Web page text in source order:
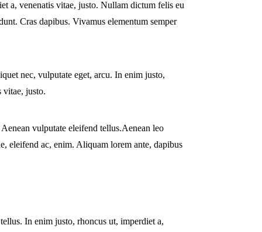
a, venenatis vitae, justo. Nullam dictum felis eu
Cras dapibus. Vivamus elementum semper
nec, vulputate eget, arcu. In enim justo,
vitae, justo.
vulputate eleifend tellus.Aenean leo
eleifend ac, enim. Aliquam lorem ante, dapibus
In enim justo, rhoncus ut, imperdiet a,